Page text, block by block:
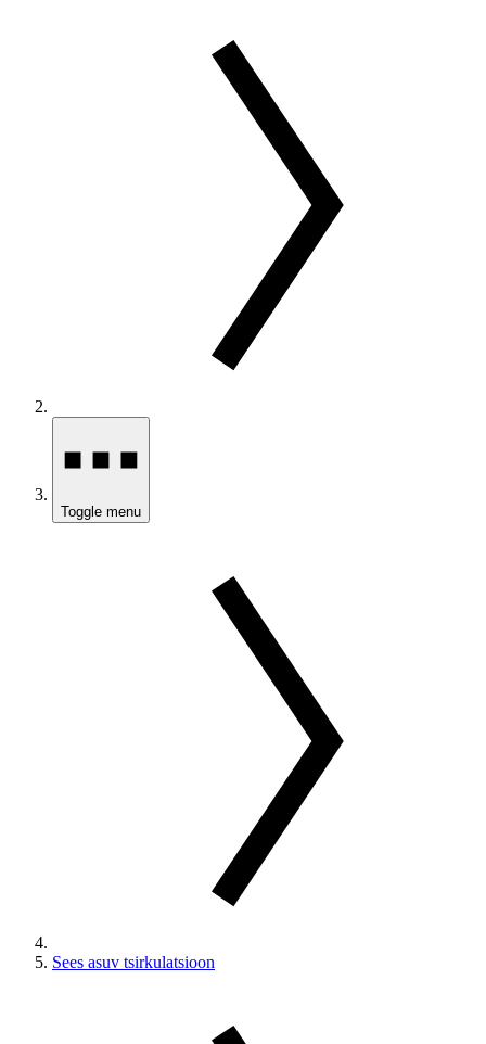
Toggle menu
Sees asuv tsirkulatsioon